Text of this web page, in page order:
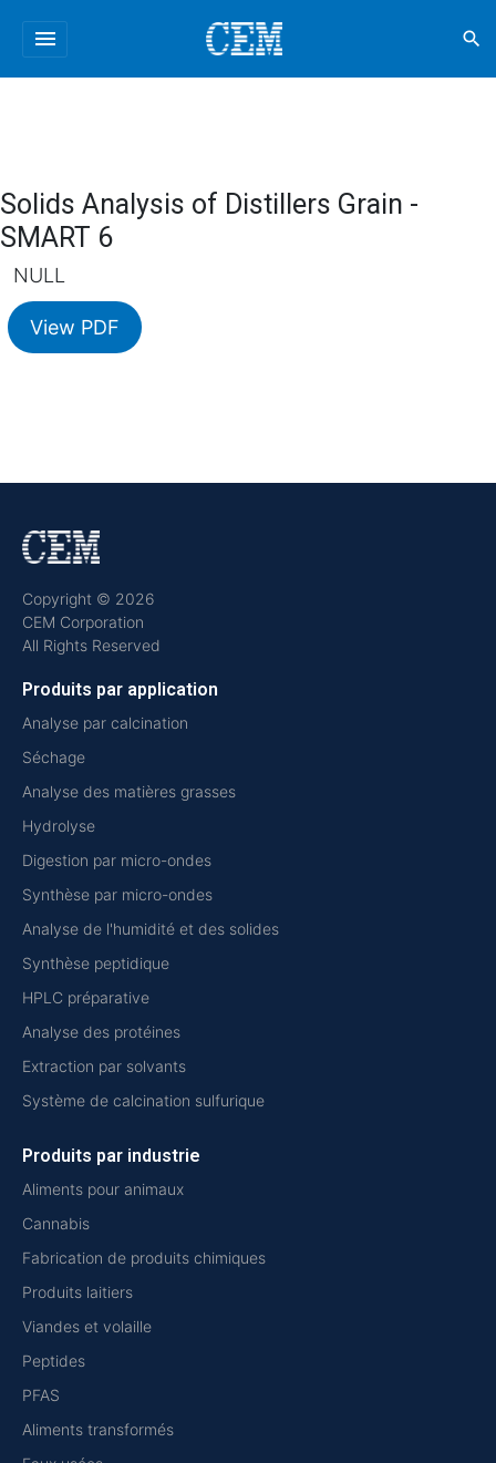
menu search
Solids Analysis of Distillers Grain -
SMART 6
NULL
View PDF
Copyright © 2026
CEM Corporation
All Rights Reserved
Produits par application
Analyse par calcination
Séchage
Analyse des matières grasses
Hydrolyse
Digestion par micro-ondes
Synthèse par micro-ondes
Analyse de l'humidité et des solides
Synthèse peptidique
HPLC préparative
Analyse des protéines
Extraction par solvants
Système de calcination sulfurique
Produits par industrie
Aliments pour animaux
Cannabis
Fabrication de produits chimiques
Produits laitiers
Viandes et volaille
Peptides
PFAS
Aliments transformés